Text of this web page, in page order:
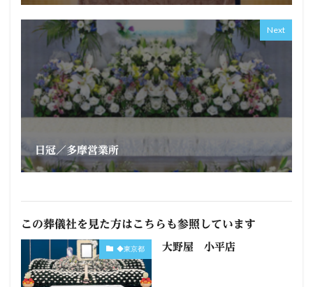
Next
日冠／多摩営業所
この葬儀社を見た方はこちらも参照しています
◆東京都 大野屋 小平店